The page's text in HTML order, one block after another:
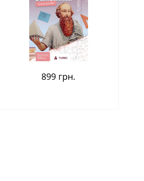
899 грн.